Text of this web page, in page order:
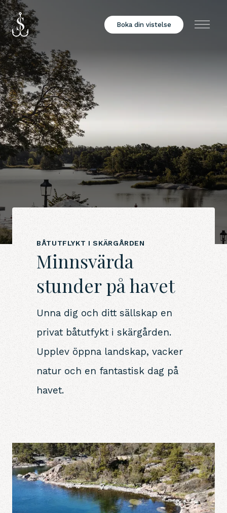
Boka din vistelse Meny
BÅTUTFLYKT I SKÄRGÅRDEN
Minnsvärda
stunder på havet
Unna dig och ditt sällskap en
privat båtutfykt i skärgården.
Upplev öppna landskap, vacker
natur och en fantastisk dag på
havet.